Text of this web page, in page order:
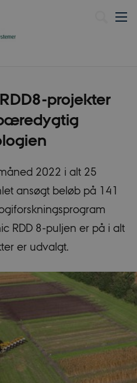
projekter
2022 i alt 25
ansøgt beløb på 141
RDD 8-puljen er på i alt
er udvalgt.